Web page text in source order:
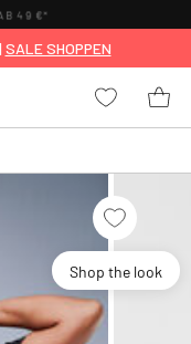
49 €*
SALE SHOPPEN
Shop the look